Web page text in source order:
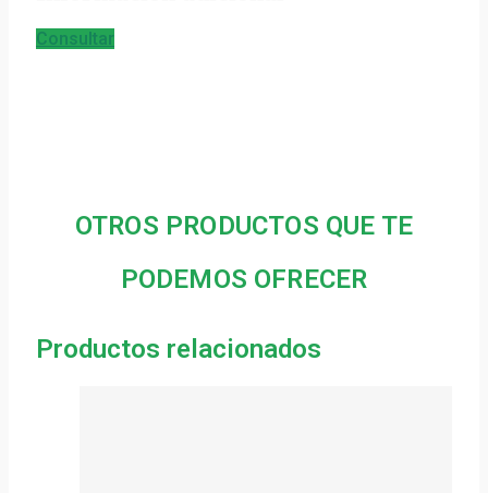
Consultar
OTROS PRODUCTOS QUE TE
PODEMOS OFRECER
Productos relacionados